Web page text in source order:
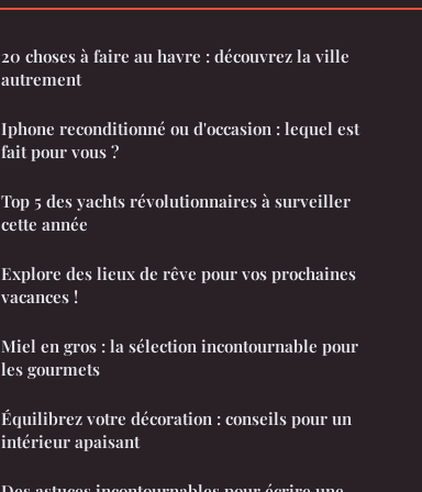
20 choses à faire au havre : découvrez la ville
autrement
Iphone reconditionné ou d'occasion : lequel est
fait pour vous ?
Top 5 des yachts révolutionnaires à surveiller
cette année
Explore des lieux de rêve pour vos prochaines
vacances !
Miel en gros : la sélection incontournable pour
les gourmets
Équilibrez votre décoration : conseils pour un
intérieur apaisant